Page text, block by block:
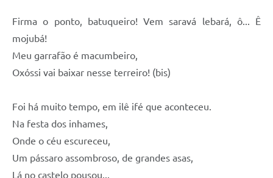
Firma o ponto, batuqueiro! Vem saravá lebará, ô... Ê
mojubá!
Meu garrafão é macumbeiro,
Oxóssi vai baixar nesse terreiro! (bis)
Foi há muito tempo, em ilê ifé que aconteceu.
Na festa dos inhames,
Onde o céu escureceu,
Um pássaro assombroso, de grandes asas,
Lá no castelo pousou...